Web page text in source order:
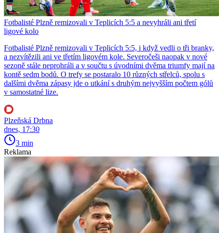
Fotbalisté Plzně remizovali v Teplicích 5:5 a nevyhráli ani třetí
ligové kolo
Fotbalisté Plzně remizovali v Teplicích 5:5, i když vedli o tři branky,
a nezvítězili ani ve třetím ligovém kole. Severočeši naopak v nové
sezoně stále neprohráli a v součtu s úvodními dvěma triumfy mají na
kontě sedm bodů. O trefy se postaralo 10 různých střelců, spolu s
dalšími dvěma zápasy jde o utkání s druhým nejvyšším počtem gólů
v samostatné lize.
Plzeňská Drbna
dnes, 17:30
3 min
Reklama